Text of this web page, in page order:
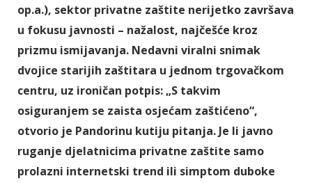
op.a.), sektor privatne zaštite nerijetko završava
u fokusu javnosti – nažalost, najčešće kroz
prizmu ismijavanja. Nedavni viralni snimak
dvojice starijih zaštitara u jednom trgovačkom
centru, uz ironičan potpis: „S takvim
osiguranjem se zaista osjećam zaštićeno“,
otvorio je Pandorinu kutiju pitanja. Je li javno
ruganje djelatnicima privatne zaštite samo
prolazni internetski trend ili simptom duboke